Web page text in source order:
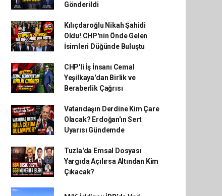
Gönderildi
Kılıçdaroğlu Nikah Şahidi
Oldu! CHP'nin Önde Gelen
İsimleri Düğünde Buluştu
CHP'li İş İnsanı Cemal
Yeşilkaya'dan Birlik ve
Beraberlik Çağrısı
Vatandaşın Derdine Kim Çare
Olacak? Erdoğan'ın Sert
Uyarısı Gündemde
Tuzla'da Emsal Dosyası
Yargıda Açılırsa Altından Kim
Çıkacak?